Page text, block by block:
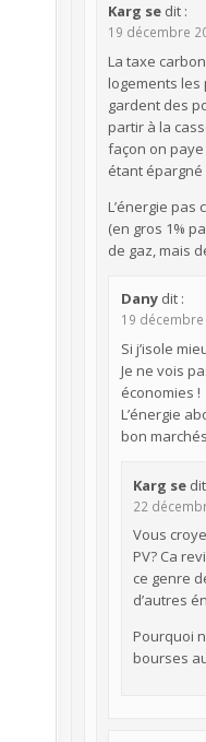
Karg se dit :
19 décembre
La taxe
logements
gardent des
partir à la
façon on paye
étant
L’énergie pas
(en gros 1%
de gaz, mais
Dany dit :
19 décembre
Si j’isole
Je ne vois
économies !
L’énergie
bon
Karg se
22
Vous
PV? Ca
ce genre
d’autres
Pourquoi
bourses